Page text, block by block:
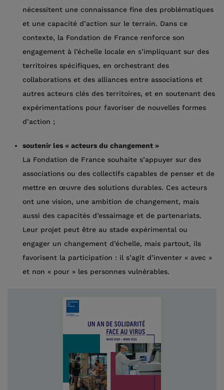
nécessitent une connaissance fine des problématiques
et une capacité d’action sur le terrain. Dans ce
contexte, la Fondation de France renforce son
engagement à l’échelle locale en s’impliquant sur des
territoires spécifiques, en orchestrant des
collaborations et des alliances entre associations et
autres acteurs clés des territoires, et en soutenant des
expérimentations pour favoriser de nouvelles formes
d’action ;
soutenir les « acteurs du changement »
La Fondation de France souhaite s’appuyer sur des
associations ou des collectifs capables de penser et de
mettre en œuvre des solutions durables. Ces acteurs
ont une vision, une ambition de changement, mais
aussi des capacités d’essaimage et de partenariats.
Leur projet peut être au stade expérimental ou
engager un changement d’échelle, mais partout, ils
favorisent la participation : il s’agit d’inventer « avec »
et non « pour » les personnes vulnérables.